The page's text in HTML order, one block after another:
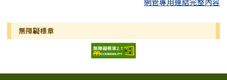
無障礙標章